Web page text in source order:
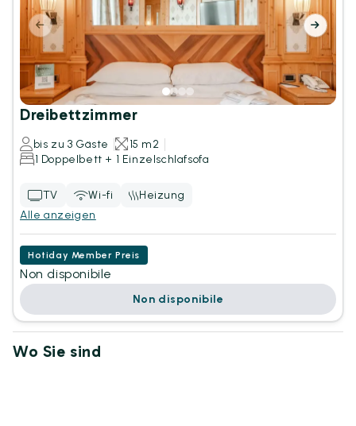
Dreibettzimmer
bis zu 3 Gäste
15 m2
1 Doppelbett + 1 Einzelschlafsofa
TV Wi-fi
Heizung
Alle anzeigen
Hotiday Member Preis
Non disponibile
Non disponibile
Wo Sie sind